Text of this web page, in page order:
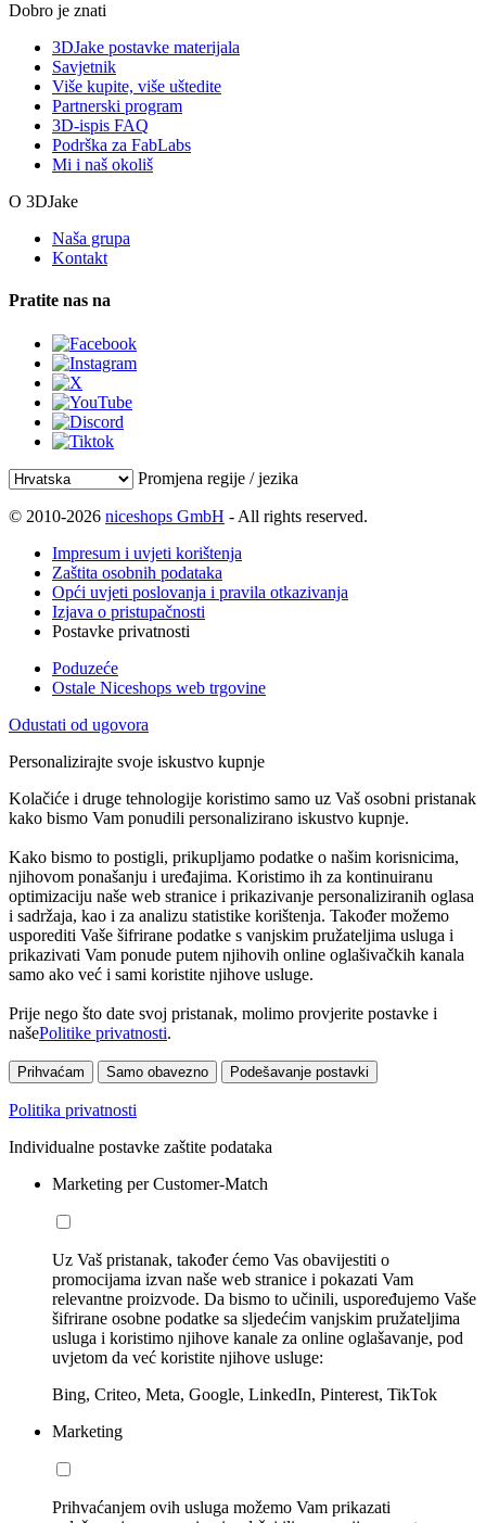
Dobro je znati
3DJake postavke materijala
Savjetnik
Više kupite, više uštedite
Partnerski program
3D-ispis FAQ
Podrška za FabLabs
Mi i naš okoliš
O 3DJake
Naša grupa
Kontakt
Pratite nas na
Promjena regije / jezika
© 2010-2026 niceshops GmbH - All rights reserved.
Impresum i uvjeti korištenja
Zaštita osobnih podataka
Opći uvjeti poslovanja i pravila otkazivanja
Izjava o pristupačnosti
Postavke privatnosti
Poduzeće
Ostale Niceshops web trgovine
Odustati od ugovora
Personalizirajte svoje iskustvo kupnje
Kolačiće i druge tehnologije koristimo samo uz Vaš osobni pristanak
kako bismo Vam ponudili personalizirano iskustvo kupnje.
Kako bismo to postigli, prikupljamo podatke o našim korisnicima,
njihovom ponašanju i uređajima. Koristimo ih za kontinuiranu
optimizaciju naše web stranice i prikazivanje personaliziranih oglasa
i sadržaja, kao i za analizu statistike korištenja. Također možemo
usporediti Vaše šifrirane podatke s vanjskim pružateljima usluga i
prikazivati Vam ponude putem njihovih online oglašivačkih kanala
samo ako već i sami koristite njihove usluge.
Prije nego što date svoj pristanak, molimo provjerite postavke i
našePolitike privatnosti.
Prihvaćam Samo obavezno Podešavanje postavki
Politika privatnosti
Individualne postavke zaštite podataka
Marketing per Customer-Match
Uz Vaš pristanak, također ćemo Vas obavijestiti o
promocijama izvan naše web stranice i pokazati Vam
relevantne proizvode. Da bismo to učinili, uspoređujemo Vaše
šifrirane osobne podatke sa sljedećim vanjskim pružateljima
usluga i koristimo njihove kanale za online oglašavanje, pod
uvjetom da već koristite njihove usluge:
Bing, Criteo, Meta, Google, LinkedIn, Pinterest, TikTok
Marketing
Prihvaćanjem ovih usluga možemo Vam prikazati